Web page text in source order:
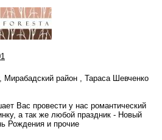
Мирабадский район , Тараса Шевченко
Вас провести у нас романтический
а так же любой праздник - Новый
Рождения и прочие